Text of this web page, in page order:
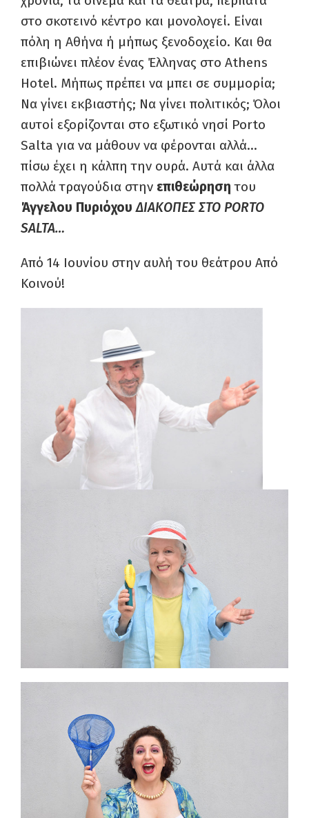
στο σκοτεινό κέντρο και μονολογεί. Είναι
πόλη η Αθήνα ή μήπως ξενοδοχείο. Και θα
επιβιώνει πλέον ένας Έλληνας στο Athens
Hotel. Μήπως πρέπει να μπει σε συμμορία;
Να γίνει εκβιαστής; Να γίνει πολιτικός; Όλοι
αυτοί εξορίζονται στο εξωτικό νησί Porto
Salta για να μάθουν να φέρονται αλλά…
πίσω έχει η κάλπη την ουρά. Αυτά και άλλα
πολλά τραγούδια στην επιθεώρηση του
Άγγελου Πυριόχου ΔΙΑΚΟΠΕΣ ΣΤΟ PORTO
SALTA…
Από 14 Ιουνίου στην αυλή του θεάτρου Από
Κοινού!